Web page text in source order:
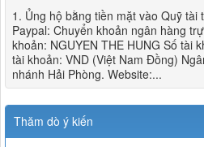
1. Ủng hộ bằng tiền mặt vào Quỹ tài
Paypal: Chuyển khoản ngân hàng
khoản: NGUYEN THE HUNG Số tài
tài khoản: VND (Việt Nam Đồng)
nhánh Hải Phòng. Website:...
Thăm dò ý kiến